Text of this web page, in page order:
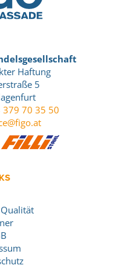
Haftung
5
379 70 35 50